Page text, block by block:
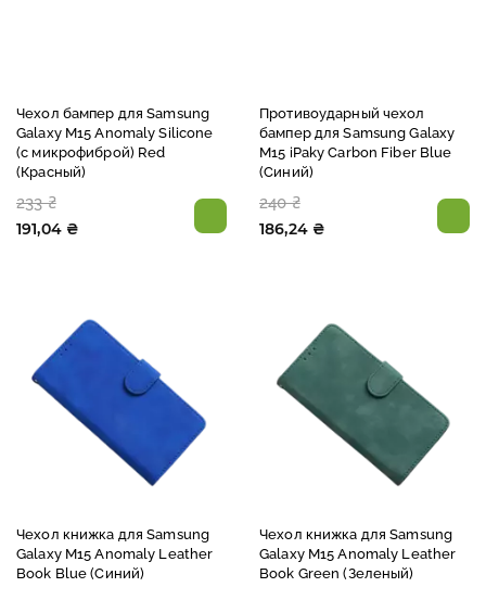
Чехол бампер для Samsung
Galaxy M15 Anomaly Silicone
(с микрофиброй) Red
(Красный)
233 ₴
191,04 ₴
Противоударный чехол
бампер для Samsung Galaxy
M15 iPaky Carbon Fiber Blue
(Синий)
240 ₴
186,24 ₴
Чехол книжка для Samsung
Galaxy M15 Anomaly Leather
Book Blue (Синий)
Чехол книжка для Samsung
Galaxy M15 Anomaly Leather
Book Green (Зеленый)